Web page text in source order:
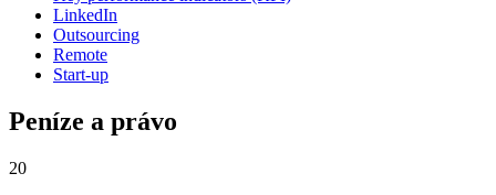
LinkedIn
Outsourcing
Remote
Start-up
Peníze a právo
20